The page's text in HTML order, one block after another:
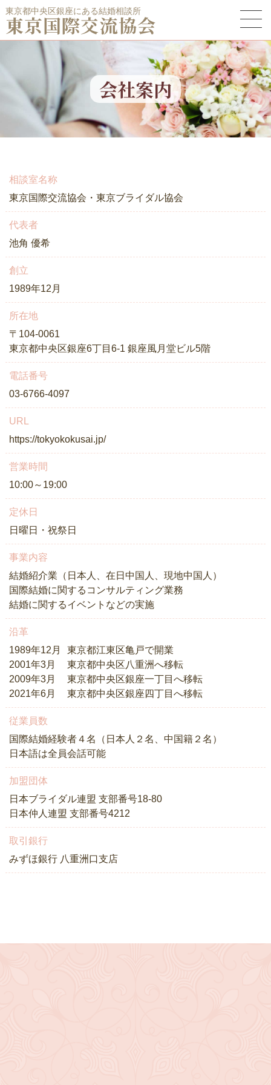
東京都中央区銀座にある結婚相談所
東京国際交流協会
会社案内
相談室名称
東京国際交流協会・東京ブライダル協会
代表者
池角 優希
創立
1989年12月
所在地
〒104-0061
東京都中央区銀座6丁目6-1 銀座風月堂ビル5階
電話番号
03-6766-4097
URL
https://tokyokokusai.jp/
営業時間
10:00～19:00
定休日
日曜日・祝祭日
事業内容
結婚紹介業（日本人、在日中国人、現地中国人）
国際結婚に関するコンサルティング業務
結婚に関するイベントなどの実施
沿革
1989年12月
東京都江東区亀戸で開業
2001年3月
東京都中央区八重洲へ移転
2009年3月
東京都中央区銀座一丁目へ移転
2021年6月
東京都中央区銀座四丁目へ移転
従業員数
国際結婚経験者４名（日本人２名、中国籍２名）
日本語は全員会話可能
加盟団体
日本ブライダル連盟 支部番号18-80
日本仲人連盟 支部番号4212
取引銀行
みずほ銀行 八重洲口支店